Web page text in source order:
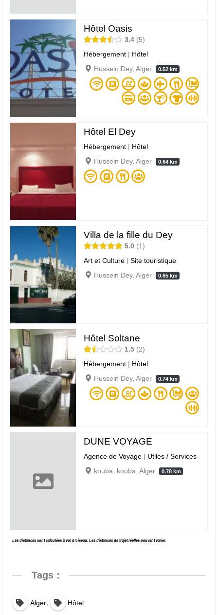
Hôtel Oasis
3.4
5
Hébergement | Hôtel
Hussein Dey, Alger
0.52 km
Hôtel El Dey
Hébergement | Hôtel
Hussein Dey, Alger
0.64 km
Villa de la fille du Dey
5.0
1
Art et Culture |Site touristique
Hussein Dey, Alger
0.65 km
Hôtel Soltane
1.5 2
Hébergement | Hôtel
Hussein Dey, Alger
0.74 km
DUNE VOYAGE
Agence de Voyage | Utiles / Services
kouba, kouba, Alger
0.78 km
Les distances sont calculées à vol d’oiseau. Les distances de trajet réelles peuvent varier.
Tags :
Alger, Hôtel